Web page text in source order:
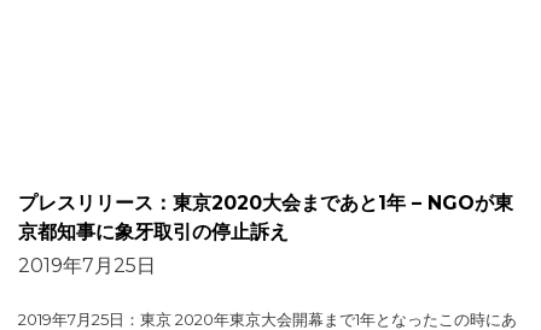
プレスリリース：東京2020大会まであと1年 – NGOが東
京都知事に象牙取引の停止訴え
2019年7月25日
2019年7月25日：東京 2020年東京大会開幕まで1年となったこの時にあ